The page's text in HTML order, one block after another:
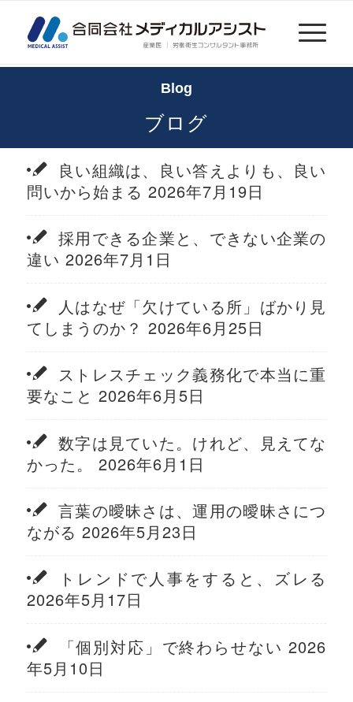
Blog
ブログ
良い組織は、良い答えよりも、良い
問いから始まる 2026年7月19日
採用できる企業と、できない企業の
違い 2026年7月1日
人はなぜ「欠けている所」ばかり見
てしまうのか？ 2026年6月25日
ストレスチェック義務化で本当に重
要なこと 2026年6月5日
数字は見ていた。けれど、見えてな
かった。 2026年6月1日
言葉の曖昧さは、運用の曖昧さにつ
ながる 2026年5月23日
トレンドで人事をすると、ズレる
2026年5月17日
「個別対応」で終わらせない 2026
年5月10日